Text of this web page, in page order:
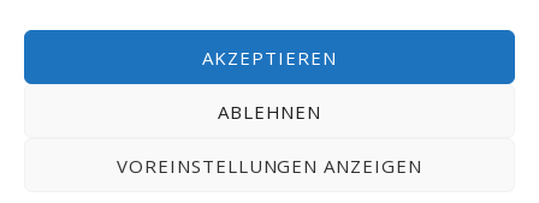
AKZEPTIEREN
ABLEHNEN
VOREINSTELLUNGEN ANZEIGEN
ihr ebenfalls daran teilhaben könnt,
gibt es hier den ganzen Artikel zum
“Presseartikel im Wochenblatt Weil der Stadt”